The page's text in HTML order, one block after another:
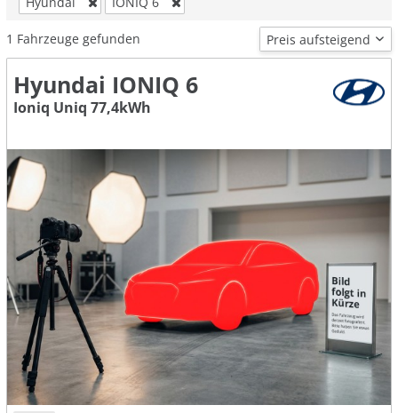
1 Fahrzeuge gefunden
Hyundai IONIQ 6
Ioniq Uniq 77,4kWh